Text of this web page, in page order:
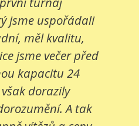
jsme uspořádali
měl kvalitu,
jsme večer před
kapacitu 24
dorazily
A tak